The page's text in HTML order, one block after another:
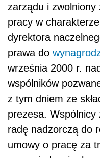
zarządu i zwolniony
pracy w
dyrektora
prawa do
września 2000 r.
wspólników
z tym dniem ze
prezesa. Wspólnicy
radę nadzorczą do
umowy o pracę za